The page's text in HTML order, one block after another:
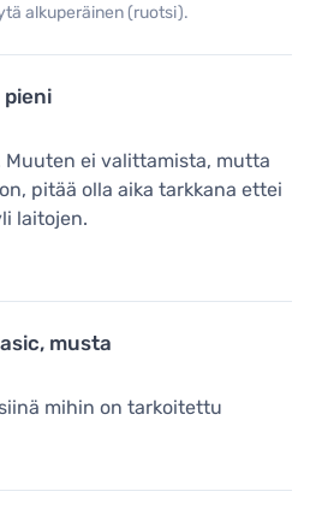
alkuperäinen (ruotsi).
pieni
Muuten ei valittamista, mutta
pitää olla aika tarkkana ettei
laitojen.
musta
mihin on tarkoitettu